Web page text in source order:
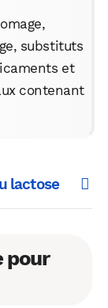
substituts
et
contenant
lactose
pour